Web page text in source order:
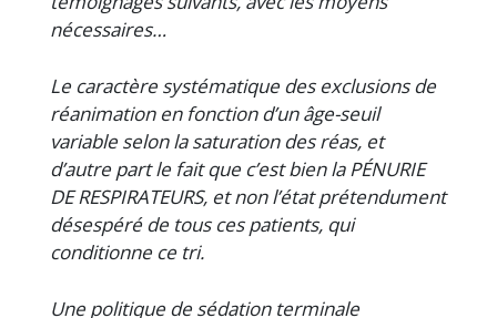
nécessaires…
Le caractère systématique des exclusions de
réanimation en fonction d’un âge-seuil
variable selon la saturation des réas, et
d’autre part le fait que c’est bien la PÉNURIE
DE RESPIRATEURS, et non l’état prétendument
désespéré de tous ces patients, qui
conditionne ce tri.
Une politique de sédation terminale